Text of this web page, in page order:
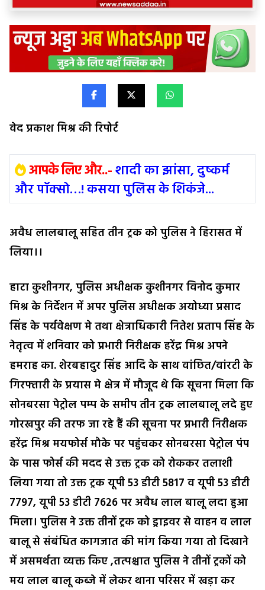
वेद प्रकाश मिश्र की रिपोर्ट
आपके लिए और..-शादी का झांसा, दुष्कर्म
और पॉक्सो…! कसया पुलिस के शिकंजे...
अवैध लालबालू सहित तीन ट्रक को पुलिस ने हिरासत में
लिया।।
हाटा कुशीनगर, पुलिस अधीक्षक कुशीनगर विनोद कुमार
मिश्र के निर्देशन में अपर पुलिस अधीक्षक अयोध्या प्रसाद
सिंह के पर्यवेक्षण मे तथा क्षेत्राधिकारी नितेश प्रताप सिंह के
नेतृत्व में शनिवार को प्रभारी निरीक्षक हरेंद्र मिश्र अपने
हमराह का.शेरबहादुर सिंह आदि के साथ वांछित/वांरटी के
गिरफ्तारी के प्रयास मे क्षेत्र में मौजूद थे कि सूचना मिला कि
सोनबरसा पेट्रोल पम्प के समीप तीन ट्रक लालबालू लदे हुए
गोरखपुर की तरफ जा रहे हैं की सूचना पर प्रभारी निरीक्षक
हरेंद्र मिश्र मयफोर्स मौके पर पहुंचकर सोनबरसा पेट्रोल पंप
के पास फोर्स की मदद से उक्त ट्रक को रोककर तलाशी
लिया गया तो उक्त ट्रक यूपी 53 डीटी 5817 व यूपी 53 डीटी
7797, यूपी 53 डीटी 7626 पर अवैध लाल बालू लदा हुआ
मिला। पुलिस ने उक्त तीनों ट्रक को ड्राइवर से वाहन व लाल
बालू से संबंधित कागजात की मांग किया गया तो दिखाने
में असमर्थता व्यक्त किए ,तत्पश्चात पुलिस ने तीनों ट्रकों को
मय लाल बालू कब्जे में लेकर थाना परिसर में खड़ा कर